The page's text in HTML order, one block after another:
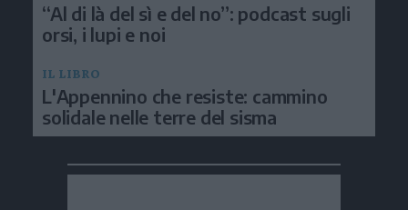
“Al di là del sì e del no”: podcast sugli
orsi, i lupi e noi
IL LIBRO
L'Appennino che resiste: cammino
solidale nelle terre del sisma